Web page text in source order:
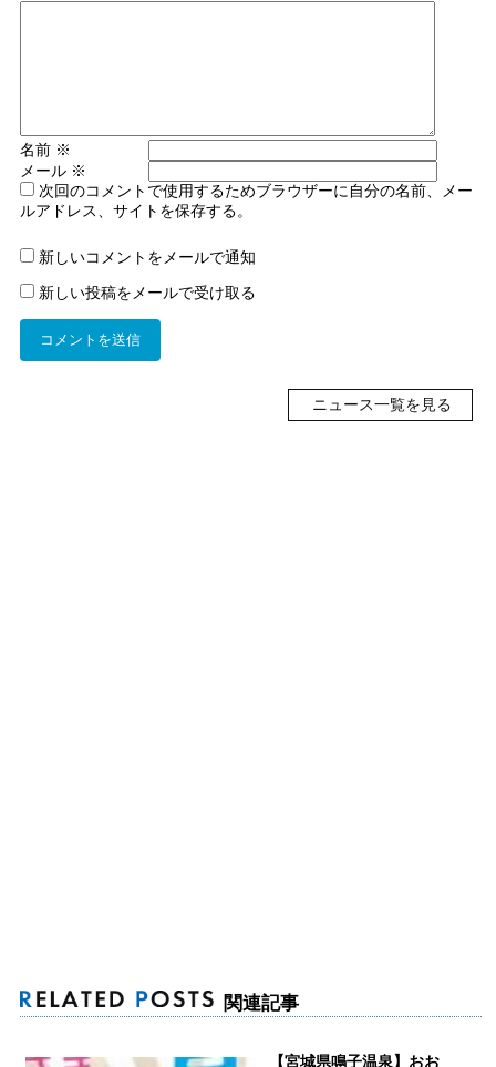
名前 ※
メール ※
次回のコメントで使用するためブラウザーに自分の名前、メー
ルアドレス、サイトを保存する。
新しいコメントをメールで通知
新しい投稿をメールで受け取る
ニュース一覧を見る
関連記事
【宮城県鳴子温泉】おお